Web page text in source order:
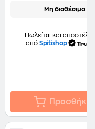
Μη διαθέσιμο
Πωλείται και
από Spitishop
Προσθήκη